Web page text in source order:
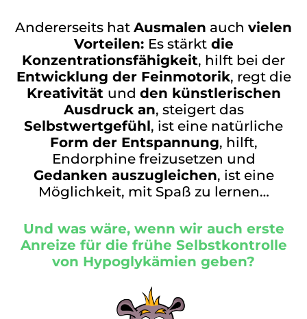
Andererseits hat Ausmalen auch vielen
Vorteilen: Es stärktdie
Konzentrationsfähigkeit, hilft bei der
Entwicklung der Feinmotorik, regt die
Kreativität und den künstlerischen
Ausdruck an, steigert das
Selbstwertgefühl, ist eine natürliche
Form der Entspannung, hilft,
Endorphine freizusetzen und
Gedanken auszugleichen, ist eine
Möglichkeit, mit Spaß zu lernen…
Und was wäre, wenn wir auch erste
Anreize für die frühe Selbstkontrolle
von Hypoglykämien geben?